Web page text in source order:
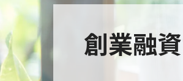
創業融